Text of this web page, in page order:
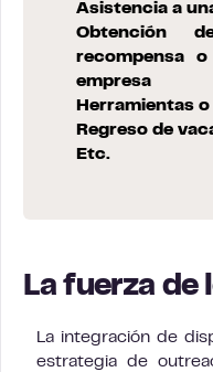
Asistencia a
Obtención
recompensa
empresa
Herramientas
Regreso de
Etc.
La fuerza de
La integración de
estrategia de